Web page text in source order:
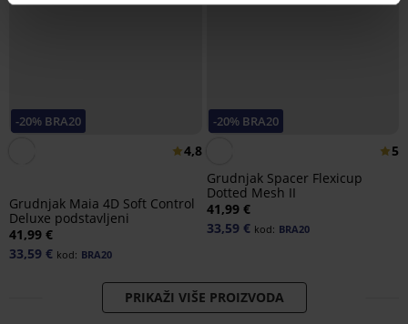
-20% BRA20
4,8
Grudnjak Maia 4D Soft Control
Deluxe podstavljeni
41,99 €
33,59 € kod: BRA20
-20% BRA20
5
Grudnjak Spacer Flexicup
Dotted Mesh II
41,99 €
33,59 € kod: BRA20
PRIKAŽI VIŠE PROIZVODA